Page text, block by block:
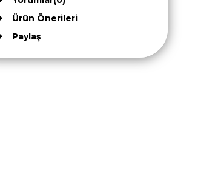
Ürün Önerileri
Paylaş